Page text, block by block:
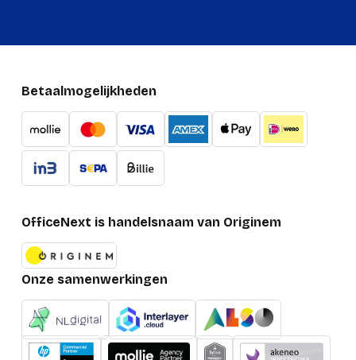
Betaalmogelijkheden
OfficeNext is handelsnaam van Originem
Onze samenwerkingen